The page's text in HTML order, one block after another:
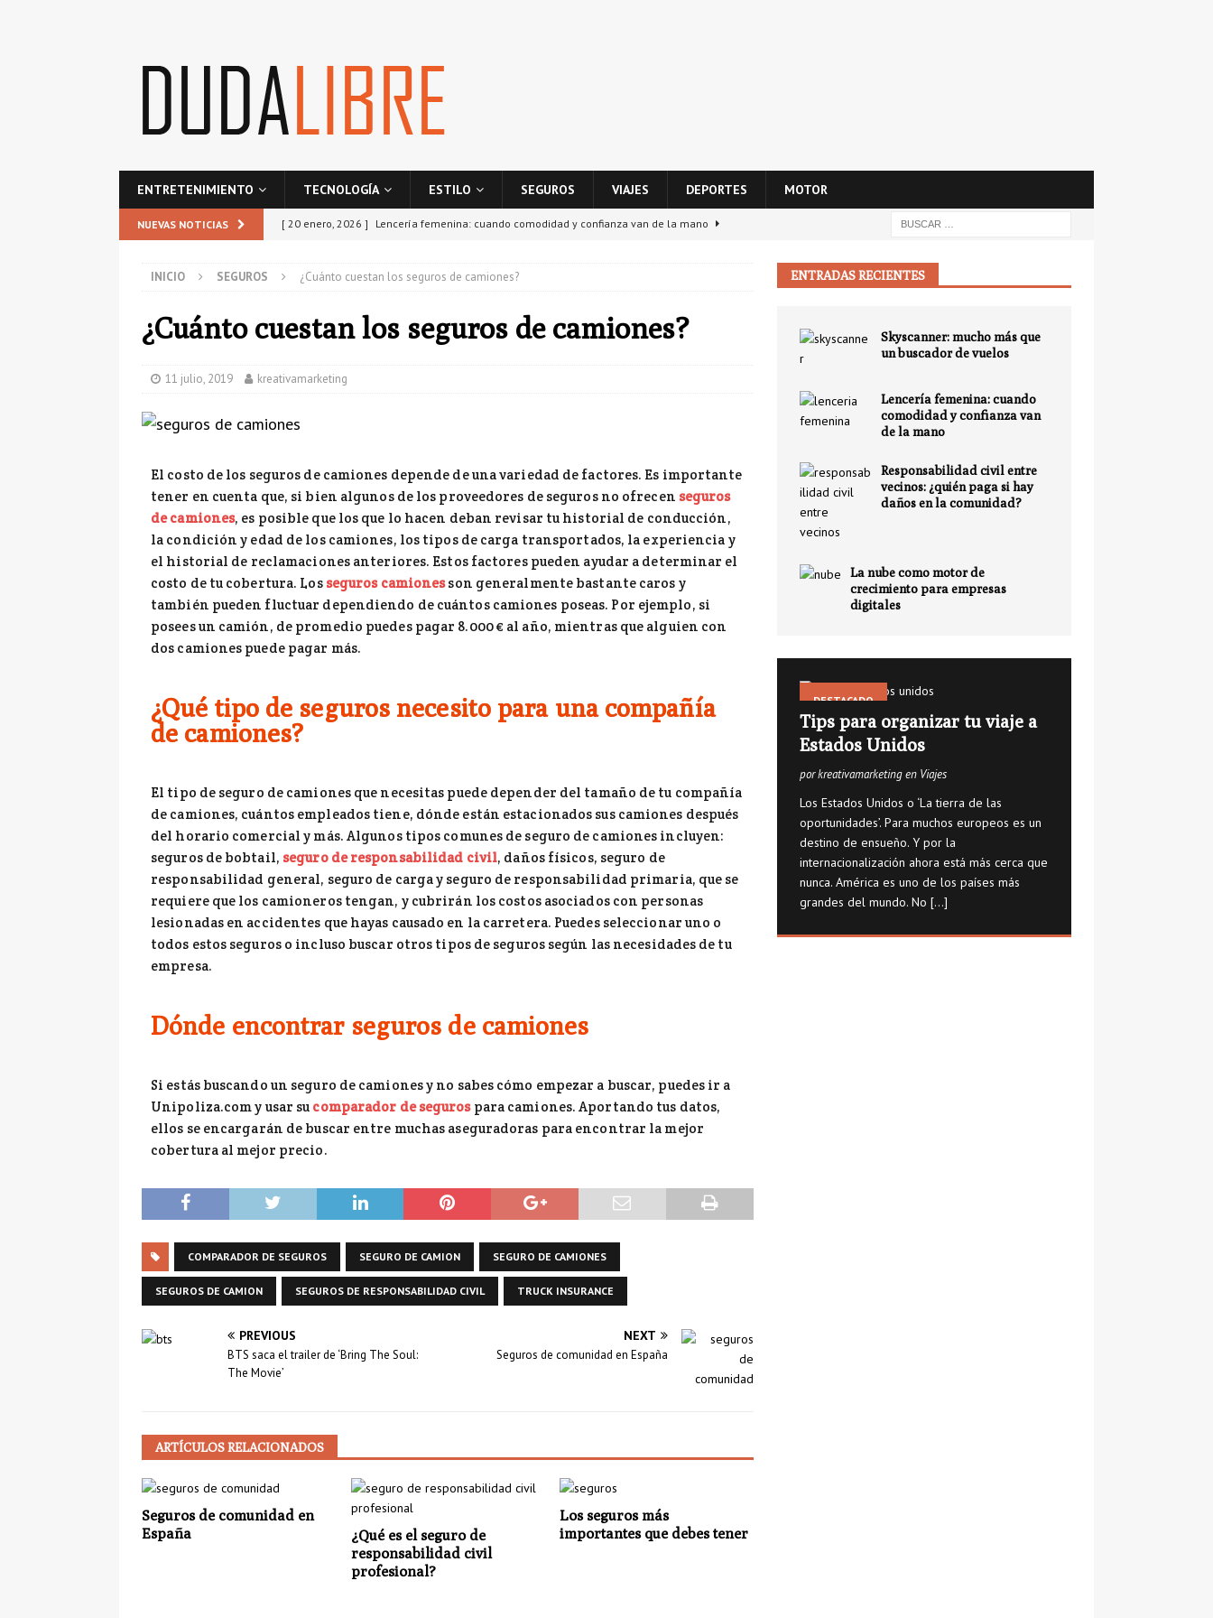
ENTRETENIMIENTO TECNOLOGÍA ESTILO SEGUROS VIAJES DEPORTES MOTOR
NUEVAS NOTICIAS [ 20 enero, 2026 ] Lencería femenina: cuando comodidad y confianza van de la mano
[ 21 octubre, 2025 ] Responsabilidad civil entre vecinos: ¿quién paga si hay daños en la
comunidad? SEGUROS
La nube como motor de crecimiento para empresas digitales
TECNOLOGÍA
INICIO SEGUROS ¿Cuánto cuestan los seguros de camiones?
¿Cuánto cuestan los seguros de camiones?
11 julio, 2019 kreativamarketing
El costo de los seguros de camiones depende de una variedad de factores. Es importante
tener en cuenta que, si bien algunos de los proveedores de seguros no ofrecen seguros
de camiones, es posible que los que lo hacen deban revisar tu historial de conducción,
la condición y edad de los camiones, los tipos de carga transportados, la experiencia y
el historial de reclamaciones anteriores. Estos factores pueden ayudar a determinar el
costo de tu cobertura. Los seguros camionesson generalmente bastante caros y
también pueden fluctuar dependiendo de cuántos camiones poseas. Por ejemplo, si
posees un camión, de promedio puedes pagar 8.000 € al año, mientras que alguien con
dos camiones puede pagar más.
¿Qué tipo de seguros necesito para una compañía
de camiones?
El tipo de seguro de camiones que necesitas puede depender del tamaño de tu compañía
de camiones, cuántos empleados tiene, dónde están estacionados sus camiones después
del horario comercial y más. Algunos tipos comunes de seguro de camiones incluyen:
seguros de bobtail, seguro de responsabilidad civil, daños físicos, seguro de
responsabilidad general, seguro de carga y seguro de responsabilidad primaria, que se
requiere que los camioneros tengan, y cubrirán los costos asociados con personas
lesionadas en accidentes que hayas causado en la carretera. Puedes seleccionar uno o
todos estos seguros o incluso buscar otros tipos de seguros según las necesidades de tu
empresa.
Dónde encontrar seguros de camiones
Si estás buscando un seguro de camiones y no sabes cómo empezar a buscar, puedes ir a
Unipoliza.com y usar su comparador de segurospara camiones. Aportando tus datos,
ellos se encargarán de buscar entre muchas aseguradoras para encontrar la mejor
cobertura al mejor precio.
COMPARADOR DE SEGUROS SEGURO DE CAMION SEGURO DE CAMIONES
SEGUROS DE CAMION SEGUROS DE RESPONSABILIDAD CIVIL TRUCK INSURANCE
PREVIOUS
BTS saca el trailer de ‘Bring The Soul:
The Movie’
NEXT
Seguros de comunidad en España
ARTÍCULOS RELACIONADOS
Seguros de comunidad en
España
¿Qué es el seguro de
responsabilidad civil
profesional?
Los seguros más
importantes que debes tener
ENTRADAS RECIENTES
Skyscanner: mucho más que
un buscador de vuelos
Lencería femenina: cuando
comodidad y confianza van
de la mano
Responsabilidad civil entre
vecinos: ¿quién paga si hay
daños en la comunidad?
La nube como motor de
crecimiento para empresas
digitales
DESTACADO
Tips para organizar tu viaje a
Estados Unidos
por kreativamarketing en Viajes
Los Estados Unidos o ‘La tierra de las
oportunidades’. Para muchos europeos es un
destino de ensueño. Y por la
internacionalización ahora está más cerca que
nunca. América es uno de los países más
grandes del mundo. No [...]